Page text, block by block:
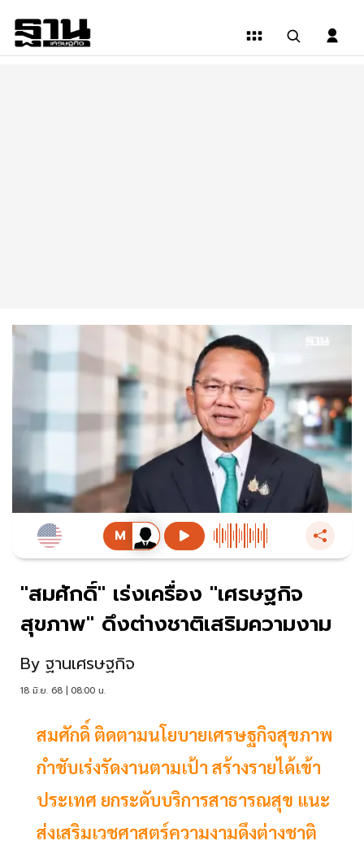
"สมศักดิ์" เร่งเครื่อง "เศรษฐกิจ
สุขภาพ" ดึงต่างชาติเสริมความงาม
By ฐานเศรษฐกิจ
18 มิ.ย. 68 | 08:00 น.
สมศักดิ์ ติดตามนโยบายเศรษฐกิจสุขภาพ
กำชับเร่งรัดงานตามเป้า สร้างรายได้เข้า
ประเทศ ยกระดับบริการสาธารณสุข แนะ
ส่งเสริมเวชศาสตร์ความงามดึงต่างชาติ